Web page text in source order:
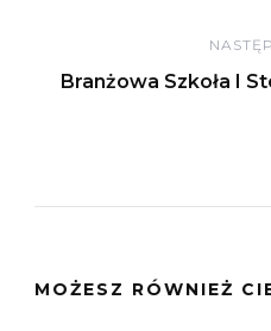
Branżowa Szkoła I
MOŻESZ RÓWNIEŻ